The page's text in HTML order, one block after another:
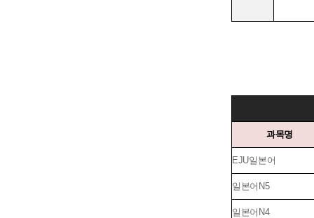
과목명
EJU일본어
일본어N5
일본어N4